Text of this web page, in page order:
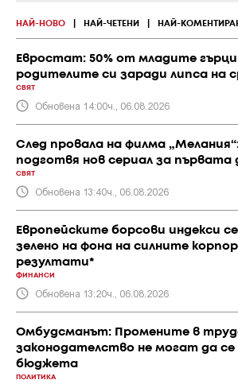
НАЙ-НОВО НАЙ-ЧЕТЕНИ НАЙ-
Евростат: 50% от младите
родителите си заради липса на
СВЯТ
Обновена 14:00ч., 06.08.2026
След провала на филма
подготвя нов сериал за
СВЯТ
Обновена 13:40ч., 06.08.2026
Европейските борсови индекси
зелено на фона на силните
резултати*
ФИНАНСИ
Обновена 13:20ч., 06.08.2026
Омбудсманът: Промените в
законодателство не могат да се
бюджета
ПОЛИТИКА